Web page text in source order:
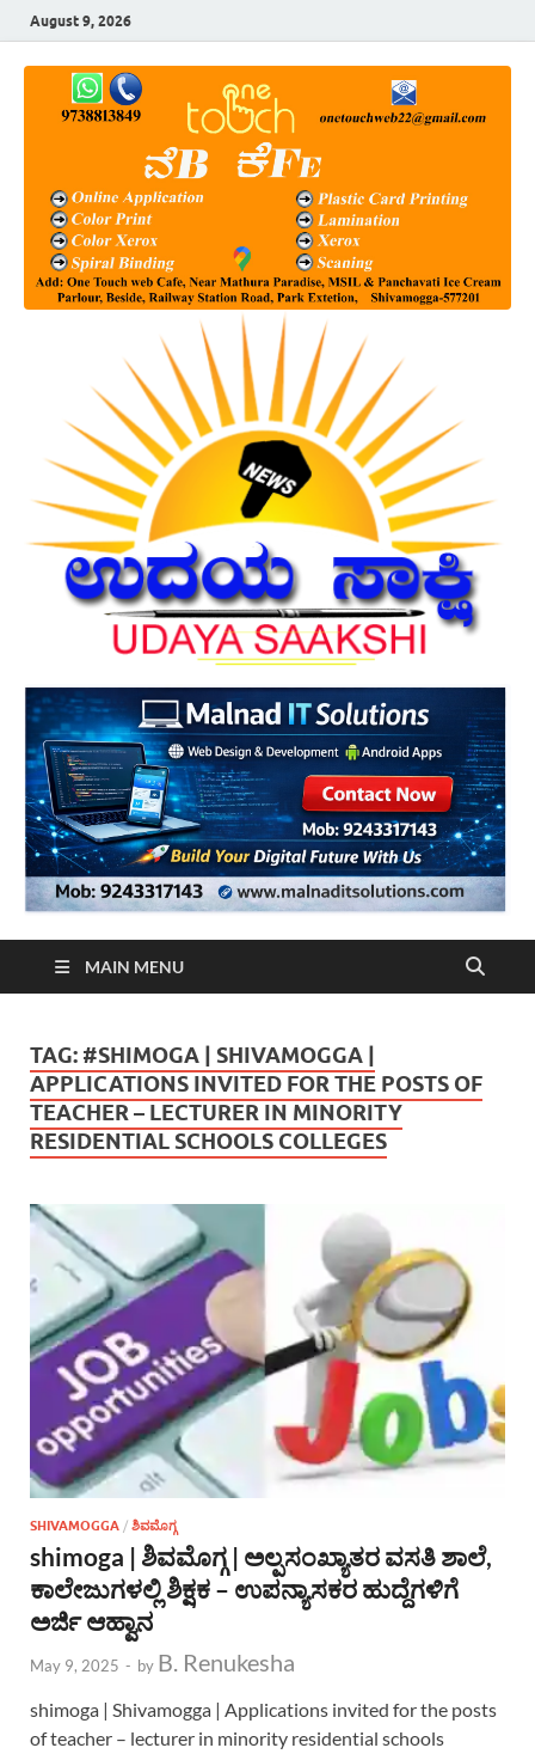
August 9, 2026
MAIN MENU
TAG: #SHIMOGA | SHIVAMOGGA |
APPLICATIONS INVITED FOR THE POSTS OF
TEACHER – LECTURER IN MINORITY
RESIDENTIAL SCHOOLS COLLEGES
SHIVAMOGGA / ಶಿವಮೊಗ್ಗ
shimoga | ಶಿವಮೊಗ್ಗ | ಅಲ್ಪಸಂಖ್ಯಾತರ ವಸತಿ ಶಾಲೆ,
ಕಾಲೇಜುಗಳಲ್ಲಿ ಶಿಕ್ಷಕ – ಉಪನ್ಯಾಸಕರ ಹುದ್ದೆಗಳಿಗೆ
ಅರ್ಜಿ ಆಹ್ವಾನ
May 9, 2025 - by B. Renukesha
shimoga | Shivamogga | Applications invited for the posts
of teacher – lecturer in minority residential schools